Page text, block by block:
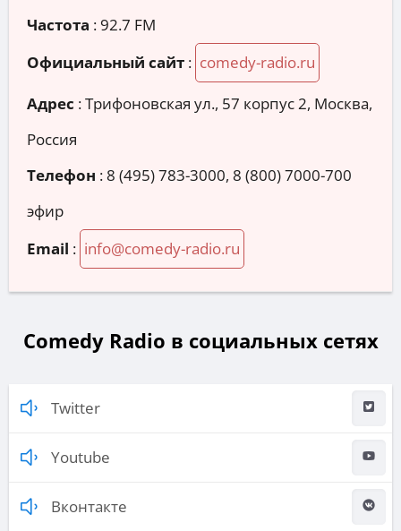
Частота : 92.7 FM
Официальный сайт : comedy-radio.ru
Адрес :Трифоновская ул., 57 корпус 2, Москва,
Россия
Телефон : 8 (495) 783-3000, 8 (800) 7000-700
эфир
Email : info@comedy-radio.ru
Comedy Radio в социальных сетях
Twitter
Youtube
Вконтакте